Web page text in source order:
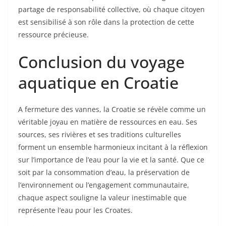
partage de responsabilité collective, où chaque citoyen
est sensibilisé à son rôle dans la protection de cette
ressource précieuse.
Conclusion du voyage
aquatique en Croatie
A fermeture des vannes, la Croatie se révèle comme un
véritable joyau en matière de ressources en eau. Ses
sources, ses rivières et ses traditions culturelles
forment un ensemble harmonieux incitant à la réflexion
sur l’importance de l’eau pour la vie et la santé. Que ce
soit par la consommation d’eau, la préservation de
l’environnement ou l’engagement communautaire,
chaque aspect souligne la valeur inestimable que
représente l’eau pour les Croates.